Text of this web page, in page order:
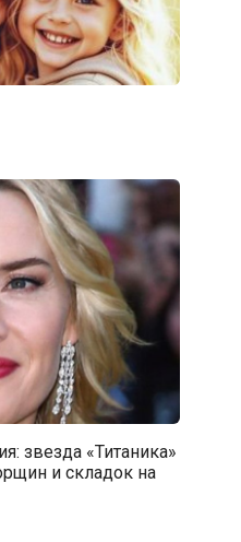
звезда «Титаника»
и складок на